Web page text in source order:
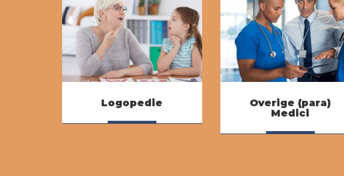
Logopedie
Overige (para)
Medici